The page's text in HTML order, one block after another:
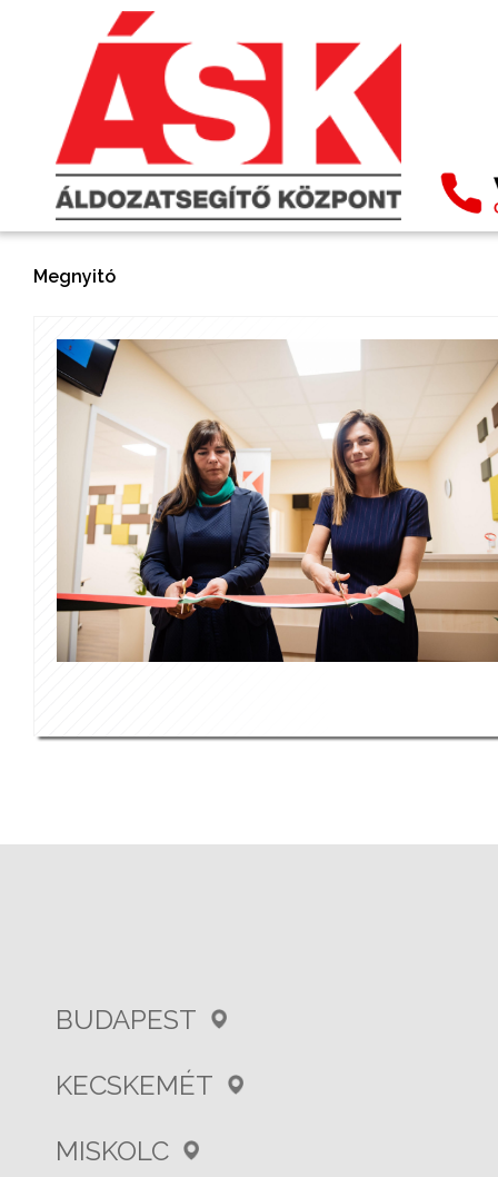
Megnyitó
BUDAPEST
KECSKEMÉT
MISKOLC